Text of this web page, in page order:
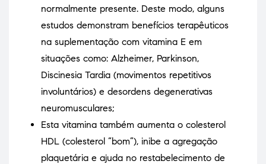
normalmente presente. Deste modo, alguns
estudos demonstram benefícios terapêuticos
na suplementação com vitamina E em
situações como: Alzheimer, Parkinson,
Discinesia Tardia (movimentos repetitivos
involuntários) e desordens degenerativas
neuromusculares;
Esta vitamina também aumenta o colesterol
HDL (colesterol “bom”), inibe a agregação
plaquetária e ajuda no restabelecimento de